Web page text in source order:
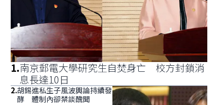
1.南京郵電大學研究生自焚身亡 校方封鎖消
息長達10日
2.胡錫進私生子風波輿論持續發
酵 體制內卻禁談醜聞